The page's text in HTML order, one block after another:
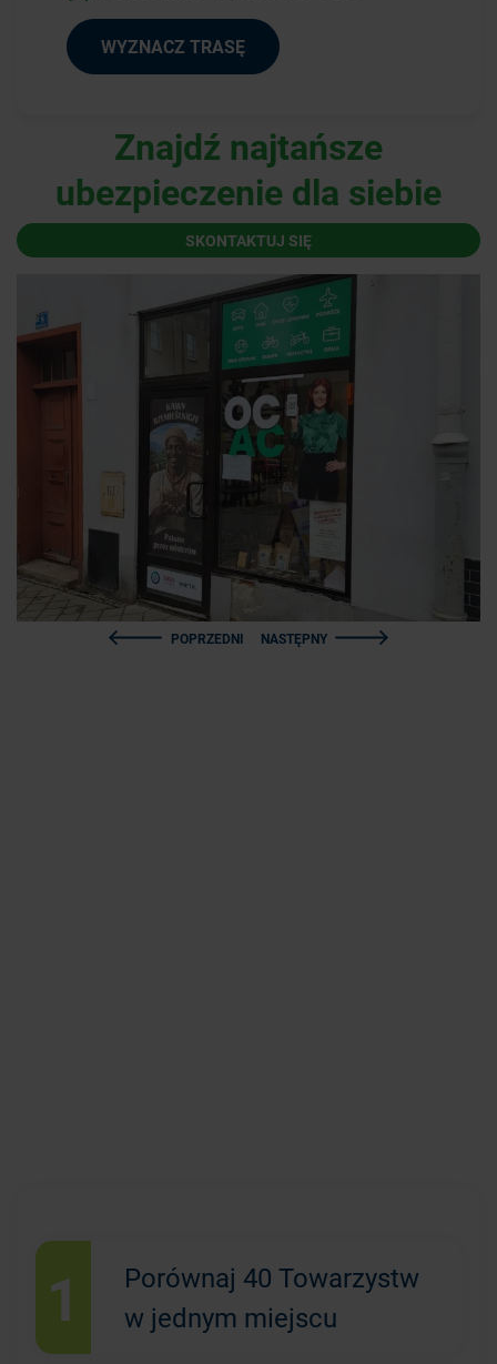
WYZNACZ TRASĘ
Znajdź najtańsze
ubezpieczenie dla siebie
SKONTAKTUJ SIĘ
POPRZEDNI NASTĘPNY
1
Porównaj 40 Towarzystw
w jednym miejscu